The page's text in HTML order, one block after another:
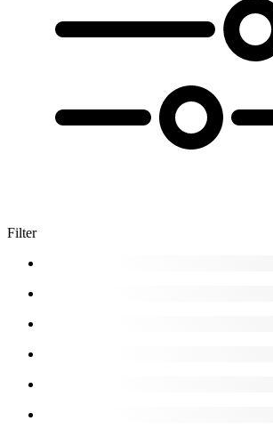
Filter